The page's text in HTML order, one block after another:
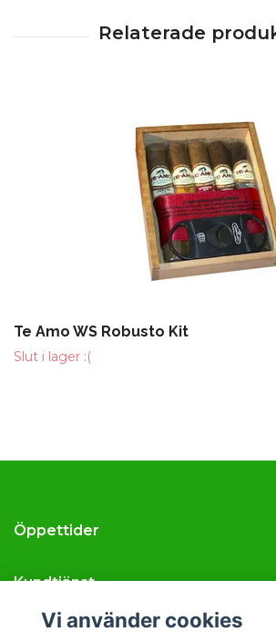
Te Amo WS Robusto Kit
Slut i lager :(
Öppettider
Kundtjänst
Vi använder cookies